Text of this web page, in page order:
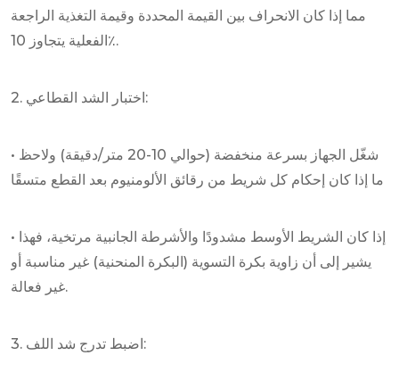
مما إذا كان الانحراف بين القيمة المحددة وقيمة التغذية الراجعة
الفعلية يتجاوز 10٪.
2. اختبار الشد القطاعي:
• شغّل الجهاز بسرعة منخفضة (حوالي 10-20 متر/دقيقة) ولاحظ
ما إذا كان إحكام كل شريط من رقائق الألومنيوم بعد القطع متسقًا
• إذا كان الشريط الأوسط مشدودًا والأشرطة الجانبية مرتخية، فهذا
يشير إلى أن زاوية بكرة التسوية (البكرة المنحنية) غير مناسبة أو
غير فعالة.
3. اضبط تدرج شد اللف: